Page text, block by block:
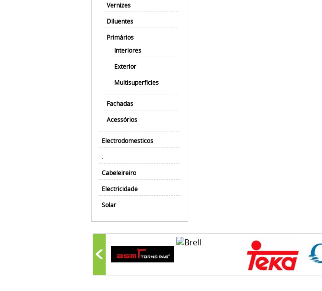
Vernizes
Diluentes
Primários
Interiores
Exterior
Multisuperficies
Fachadas
Acessórios
Electrodomesticos
.
Cabeleireiro
Electricidade
Solar